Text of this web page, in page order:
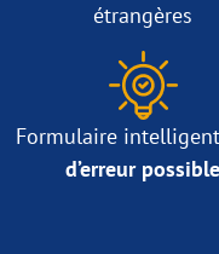
étrangères
Formulaire
d’erreur possible